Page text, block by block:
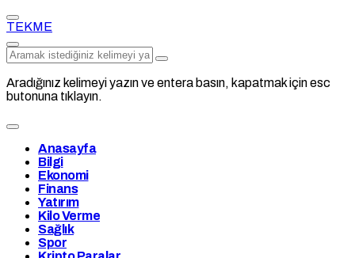
TEKME
Aradığınız kelimeyi yazın ve entera basın, kapatmak için esc
butonuna tıklayın.
Anasayfa
Bilgi
Ekonomi
Finans
Yatırım
Kilo Verme
Sağlık
Spor